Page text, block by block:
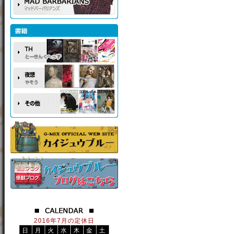
2016年7月の定休日
日
月 火 水 木 金
土